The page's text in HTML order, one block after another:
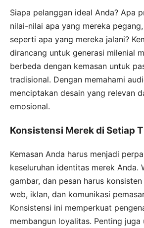
Siapa pelanggan ideal Anda? Apa
nilai-nilai apa yang mereka
seperti apa yang mereka jalani?
dirancang untuk generasi milenial
berbeda dengan kemasan untuk
tradisional. Dengan memahami
menciptakan desain yang relevan
emosional.
Konsistensi Merek di Setiap
Kemasan Anda harus menjadi
keseluruhan identitas merek Anda.
gambar, dan pesan harus
web, iklan, dan komunikasi
Konsistensi ini memperkuat
membangun loyalitas. Penting juga